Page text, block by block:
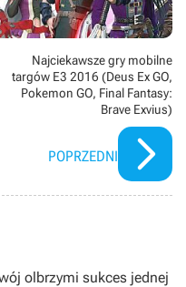
Najciekawsze gry mobilne
targów E3 2016 (Deus Ex GO,
Pokemon GO, Final Fantasy:
Brave Exvius)
POPRZEDNI
olbrzymi sukces jednej